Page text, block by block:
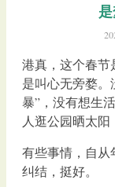
港真，这个春节
是叫心无旁婺
暴”，没有想生
人逛公园晒太阳
有些事情，自从
纠结，挺好。